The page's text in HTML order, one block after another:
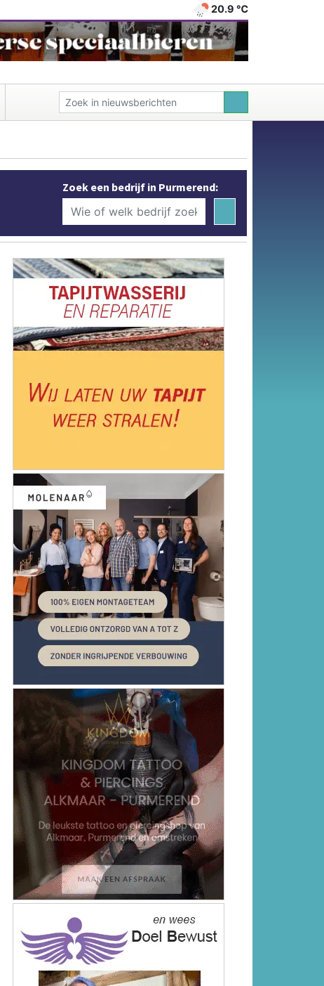
20.9 ℃
Zoek een bedrijf in Purmerend: